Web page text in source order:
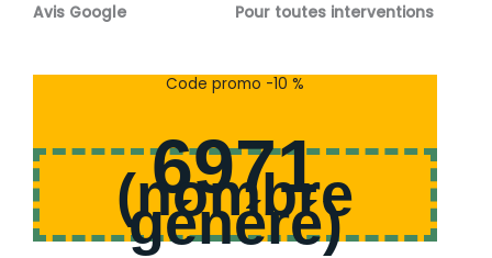
s
Avis Google
s
Pour toutes interventions
Code promo -10 %
6971
(nombre
généré)